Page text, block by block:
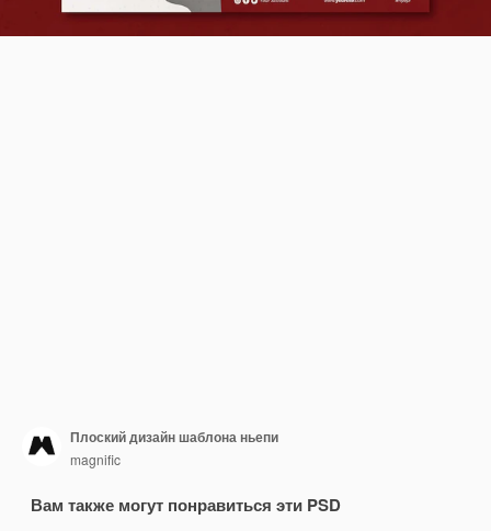
Плоский дизайн шаблона ньепи
magnific
Вам также могут понравиться эти PSD